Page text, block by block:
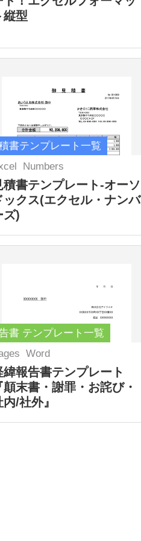
縦型
書テンプレート一覧
Numbers
積書テンプレート-オーソ
ックス(エクセル・ナンバ
ズ)
書 テンプレート一覧
Word
緯報告書テンプレート
顛末書・謝罪・お詫び・
内/社外』